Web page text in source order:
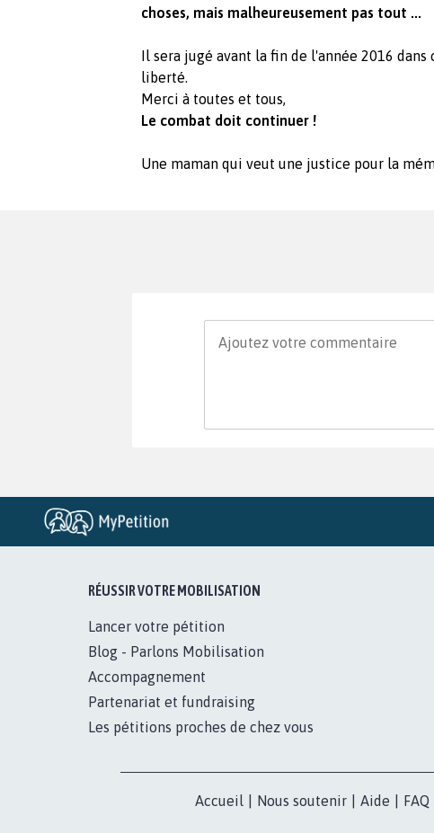
choses, mais malheureusement pas tout ...
Il sera jugé avant la fin de l'année 2016
liberté.
Merci à toutes et tous,
Le combat doit continuer !
Une maman qui veut une justice pour la
RÉUSSIR VOTRE MOBILISATION
Lancer votre pétition
Blog - Parlons Mobilisation
Accompagnement
Partenariat et fundraising
Les pétitions proches de chez vous
Accueil Nous soutenir Aide FAQ